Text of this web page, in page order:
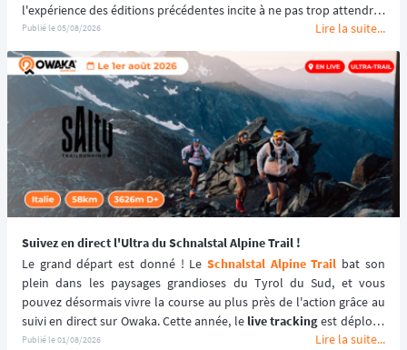
l'expérience des éditions précédentes incite à ne pas trop attendre :
le tarif early bird, réservé aux 100 premiers inscrits, s'est envolé en
quelques heures les années passées.
Publié le05/08/2026 Lire la suite...
Suivez en direct l'Ultra du Schnalstal Alpine Trail !
Le grand départ est donné ! Le Schnalstal Alpine Trail bat son
plein dans les paysages grandioses du Tyrol du Sud, et vous
pouvez désormais vivre la course au plus près de l'action grâce au
suivi en direct sur Owaka. Cette année, le live tracking est déployé
spécifiquement pour la distance reine de l'événement afin de
Publié le01/08/2026 Lire la suite...